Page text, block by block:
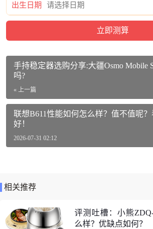
【全新升级】水晶紫活动到手价格2199元
动】
品牌：Ulike
商品名称：UlikeUI06
商品编号：10059903634606
店铺： Ulike官方旗舰店
商品毛重：1.9kg
适用部位：面部
出生日期
手持稳定器选购分享:大疆Osmo Mobile
吗?
« 上一篇
联想B611性能如何怎么样？值不值呢
好！
2026-07-31 02:12
相关推荐
评测吐槽：小熊
么样？优缺点如何？